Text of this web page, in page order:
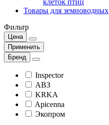
клеток птиц
Товары для земноводных
Фильтр
Цена
Применить
Бренд
Inspector
АВЗ
KRKA
Apicenna
Экопром